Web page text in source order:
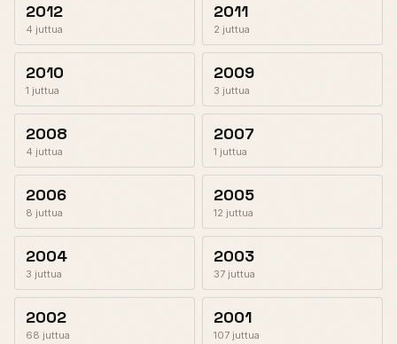
2012
4 juttua
2011
2 juttua
2010
1 juttua
2009
3 juttua
2008
4 juttua
2007
1 juttua
2006
8 juttua
2005
12 juttua
2004
3 juttua
2003
37 juttua
2002
68 juttua
2001
107 juttua